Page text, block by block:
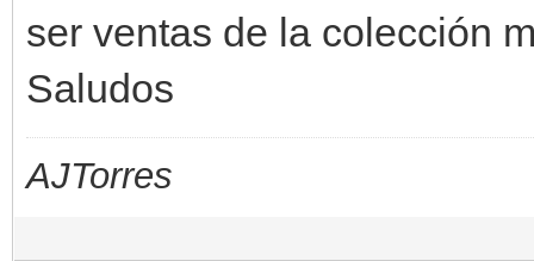
ser ventas de la colección
Saludos
AJTorres